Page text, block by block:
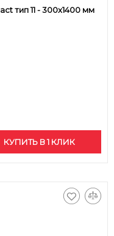
тип 11 - 300x1400 мм
КУПИТЬ В 1 КЛИК